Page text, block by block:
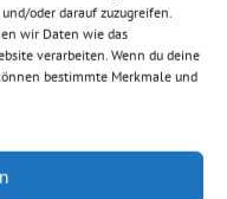
oder darauf zuzugreifen.
wir Daten wie das
verarbeiten. Wenn du deine
bestimmte Merkmale und